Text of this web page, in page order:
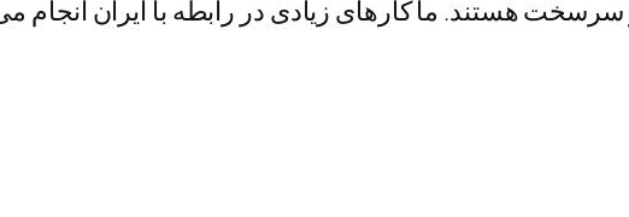
سرسخت هستند. ما کارهای زیادی در رابطه با ایران انجام